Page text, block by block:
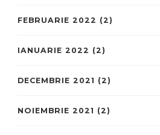
FEBRUARIE 2022 (2)
IANUARIE 2022 (2)
DECEMBRIE 2021 (2)
NOIEMBRIE 2021 (2)